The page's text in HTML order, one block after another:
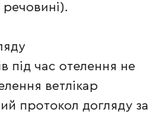
речовині).
під час отелення не
ветлікар
протокол догляду за